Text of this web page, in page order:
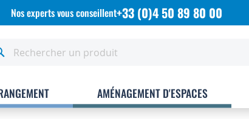
AllezNos experts vous conseillent+33 (0)4 50 89 80 00
AMÉNAGEMENT D'ESPACES